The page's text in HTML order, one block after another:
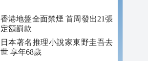
香港地盤全面禁煙 首周發出21張
定額罰款
日本著名推理小說家東野圭吾去
世 享年68歲